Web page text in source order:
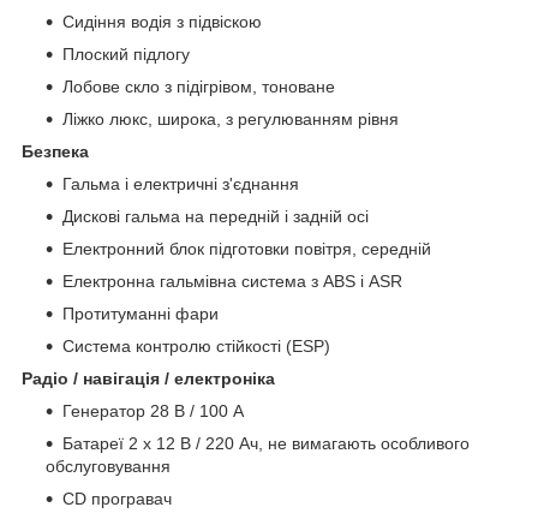
Сидіння водія з підвіскою
Плоский підлогу
Лобове скло з підігрівом, тоноване
Ліжко люкс, широка, з регулюванням рівня
Безпека
Гальма і електричні з'єднання
Дискові гальма на передній і задній осі
Електронний блок підготовки повітря, середній
Електронна гальмівна система з ABS і ASR
Протитуманні фари
Система контролю стійкості (ESP)
Радіо / навігація / електроніка
Генератор 28 В / 100 А
Батареї 2 x 12 В / 220 Ач, не вимагають особливого
обслуговування
CD програвач